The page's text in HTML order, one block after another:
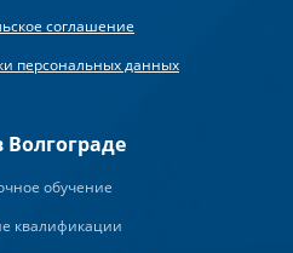
соглашение
персональных данных
Волгограде
обучение
квалификации